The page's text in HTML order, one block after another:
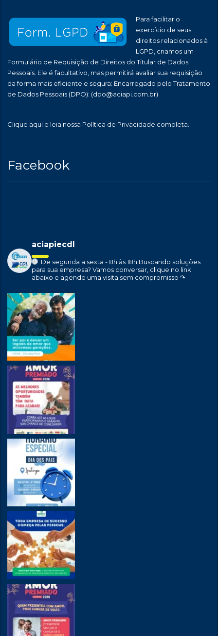
Para facilitar o
exercício de seus
direitos relacionados à
LGPD, criamos um
Formulário de Requisição de Direitos do Titular de Dados
Pessoais. Ele é facultativo, mas permitirá avaliar sua requisição
da forma mais eficiente e segura: Encarregado pelo Tratamento
de Dados Pessoais (DPO): (dpo@aciapi.com.br)
Clique aqui e leia nossa Política de Privacidade completa.
Facebook
aciapiecdl
De segunda a sexta - 8h às 18h Buscando soluções
para sua empresa? Vamos conversar, clique no link
abaixo e agende uma visita sem compromisso ↷